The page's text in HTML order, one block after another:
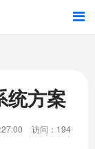
统方案
访问：194